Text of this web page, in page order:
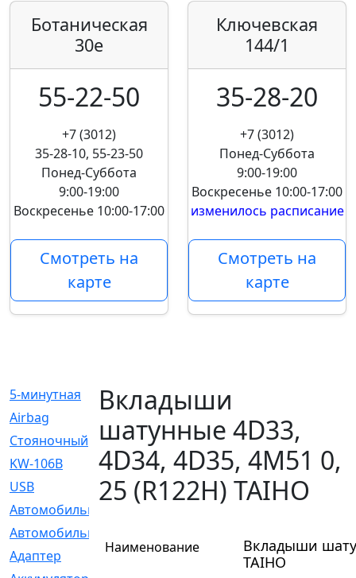
Ботаническая
30е
55-22-50
+7 (3012)
35-28-10, 55-23-50
Понед-Суббота
9:00-19:00
Воскресенье 10:00-17:00
Смотреть на
карте
Ключевская
144/1
35-28-20
+7 (3012)
Понед-Суббота
9:00-19:00
Воскресенье 10:00-17:00
изменилось расписание
Смотреть на
карте
5-минутная
[1]
Airbag
[18]
Cтояночный
[1]
KW-106B
[0]
USB
[6]
Автомобильное
Автомобильный
Адаптер
[3]
Вкладыши
шатунные 4D33,
4D34, 4D35, 4M51 0,
25 (R122H) TAIHO
Наименование
Вкладыши
TAIHO